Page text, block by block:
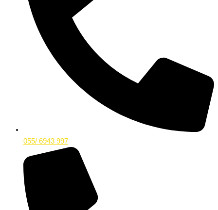
055/ 6943 997